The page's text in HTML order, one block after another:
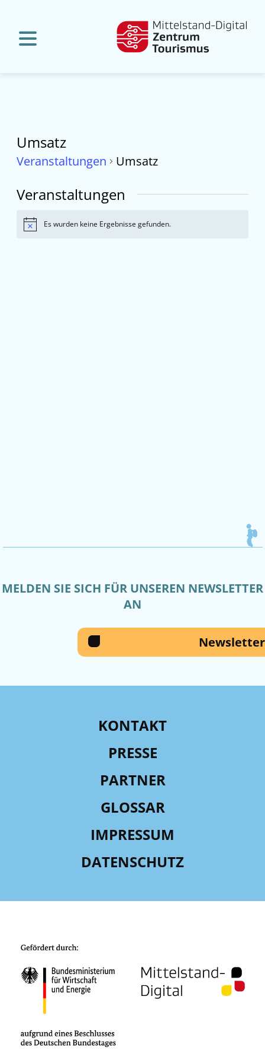
Umsatz
Veranstaltungen Umsatz
Veranstaltungen
HinweisEs wurden keine Ergebnisse gefunden.
MELDEN SIE SICH FÜR UNSEREN NEWSLETTER
AN
Newsletter
KONTAKT
PRESSE
PARTNER
GLOSSAR
IMPRESSUM
DATENSCHUTZ